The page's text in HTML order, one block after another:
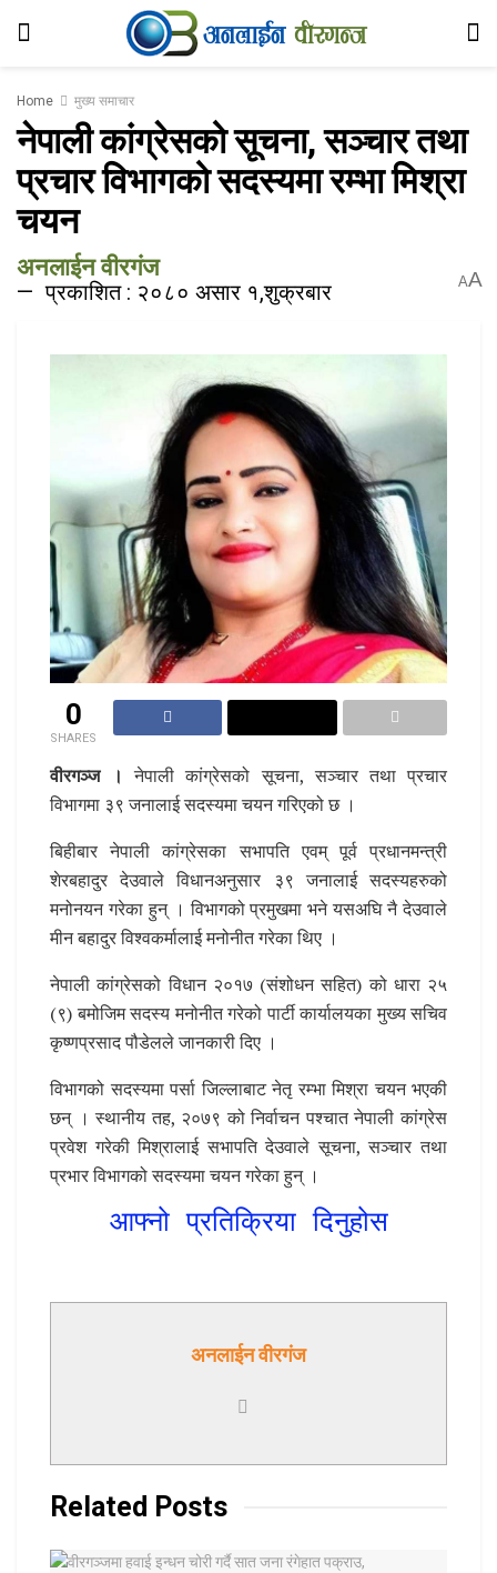
Home मुख्य समाचार
नेपाली कांग्रेसको सूचना, सञ्चार तथा
प्रचार विभागको सदस्यमा रम्भा मिश्रा
चयन
अनलाईन वीरगंज
प्रकाशित : २०८० असार १,शुक्रबार AA
0
SHARES
वीरगञ्ज । नेपाली कांग्रेसको सूचना, सञ्चार तथा प्रचार
विभागमा ३९ जनालाई सदस्यमा चयन गरिएको छ ।
बिहीबार नेपाली कांग्रेसका सभापति एवम् पूर्व प्रधानमन्त्री
शेरबहादुर देउवाले विधानअनुसार ३९ जनालाई सदस्यहरुको
मनोनयन गरेका हुन् । विभागको प्रमुखमा भने यसअघि नै देउवाले
मीन बहादुर विश्वकर्मालाई मनोनीत गरेका थिए ।
नेपाली कांग्रेसको विधान २०१७ (संशोधन सहित) को धारा २५
(९) बमोजिम सदस्य मनोनीत गरेको पार्टी कार्यालयका मुख्य सचिव
कृष्णप्रसाद पौडेलले जानकारी दिए ।
विभागको सदस्यमा पर्सा जिल्लाबाट नेतृ रम्भा मिश्रा चयन भएकी
छन् । स्थानीय तह, २०७९ को निर्वाचन पश्चात नेपाली कांग्रेस
प्रवेश गरेकी मिश्रालाई सभापति देउवाले सूचना, सञ्चार तथा
प्रभार विभागको सदस्यमा चयन गरेका हुन् ।
आफ्नो प्रतिक्रिया दिनुहोस
अनलाईन वीरगंज
Related Posts